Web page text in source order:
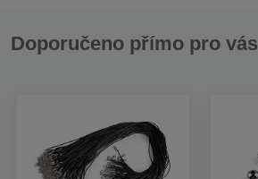
Doporučeno přímo pro vás